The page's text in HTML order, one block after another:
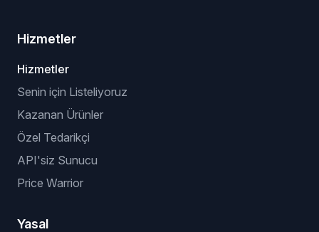
Hizmetler
Hizmetler
Senin için Listeliyoruz
Kazanan Ürünler
Özel Tedarikçi
API'siz Sunucu
Price Warrior
Yasal